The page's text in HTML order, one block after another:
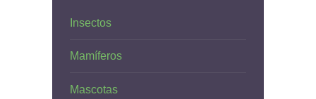
Insectos
Mamíferos
Mascotas